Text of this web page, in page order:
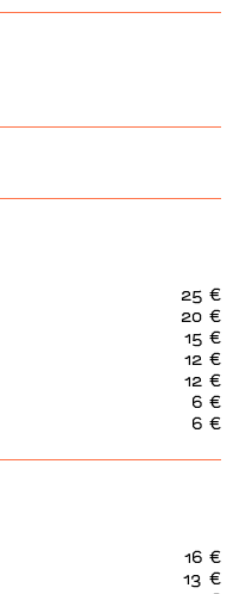
25 €
20 €
15 €
12 €
12 €
6 €
6 €
16 €
13 €